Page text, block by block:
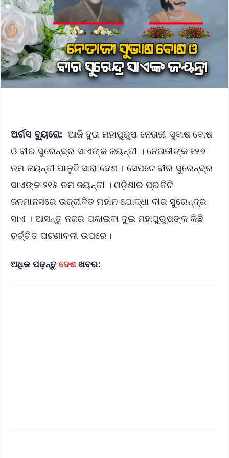
ଅର୍ଗସ ବ୍ୟୁରୋ: ଆଜି ଦୁଇ ମହାପୁରୁଷ ନେତାଜୀ ସୁବାଷ ବୋଷ
ଓ ବୀର ସୁରେନ୍ଦ୍ର ସାଏଙ୍କ ଜୟନ୍ତୀ । ନେତାଜୀଙ୍କ ୧୨୭
ତମ ଜୟନ୍ତୀ ପାଳୁଛି ସାରା ଦେଶ । ସେପଟେ ବୀର ସୁରେନ୍ଦ୍ର
ସାଏଙ୍କ ୨୧୫ ତମ ଜୟନ୍ତୀ । ଓଡ଼ିଶାର ପ୍ରତିଟି
ଜନମାନସରେ ଉଜ୍ଜୀବିତ ମହାନ ଯୋଦ୍ଧା ବୀର ସୁରେନ୍ଦ୍ର
ସାଏ । ଆସନ୍ତୁ ନଜର ପକାଇବା ଦୁଇ ମହାପୁରୁଷଙ୍କ କିଛି
ଚର୍ଚ୍ଚିତ ଘଟଣାବଳୀ ଉପରେ।
ଅଧିକ ପଢ଼ନ୍ତୁ ଦେଶଖବର: